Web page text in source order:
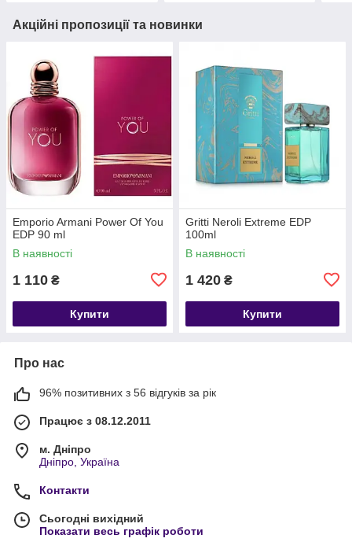
Акційні пропозиції та новинки
Emporio Armani Power Of You
EDP 90 ml
В наявності
1 110 ₴
Купити
Gritti Neroli Extreme EDP
100ml
В наявності
1 420 ₴
Купити
Про нас
96% позитивних з 56 відгуків за рік
Працює з 08.12.2011
м. Дніпро
Дніпро, Україна
Контакти
Сьогодні вихідний
Показати весь графік роботи